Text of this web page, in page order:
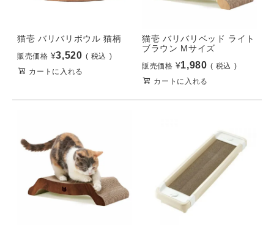
猫壱 バリバリボウル 猫柄
販売価格 ¥3,520
税込
カートに入れる
猫壱 バリバリベッド ライト
ブラウン Mサイズ
販売価格 ¥1,980
税込
カートに入れる